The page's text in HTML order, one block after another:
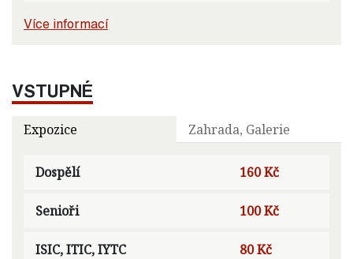
Více informací
VSTUPNÉ
Expozice Zahrada, Galerie
Dospělí 160 Kč
Senioři 100 Kč
ISIC, ITIC, IYTC 80 Kč